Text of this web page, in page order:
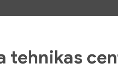
tehnikas